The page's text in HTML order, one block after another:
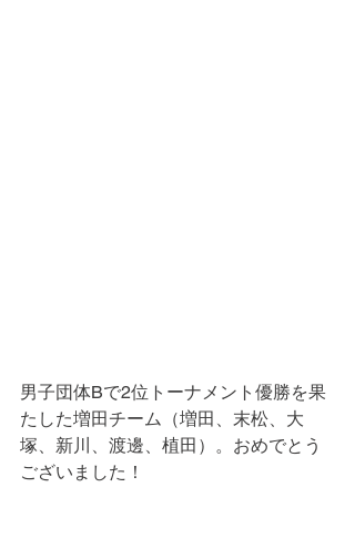
男子団体Bで2位トーナメント優勝を果
たした増田チーム（増田、末松、大
塚、新川、渡邊、植田）。おめでとう
ございました！